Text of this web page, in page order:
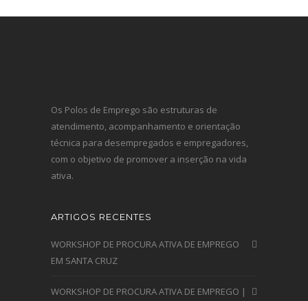
Os Polos de Emprego são estruturas de
atendimento, acompanhamento e orientação
técnica para desempregados e empregadores,
com o objetivo de promover a inserção na vida
ativa.
ARTIGOS RECENTES
WORKSHOP DE PROCURA ATIVA DE EMPREGO
EM SANTA CRUZ
WORKSHOP DE PROCURA ATIVA DE EMPREGO |